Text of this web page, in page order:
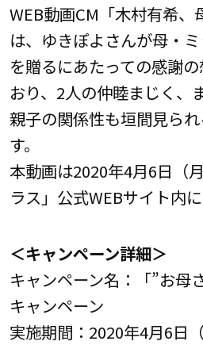
WEB動画CM「木村有希、
は、ゆきぽよさんが母・
を贈るにあたっての感謝
おり、2人の仲睦まじく、
親子の関係性も垣間見ら
す。
本動画は2020年4月6日（
ラス」公式WEBサイト内
＜キャンペーン詳細＞
キャンペーン名：「”お母
キャンペーン
実施期間：2020年4月6日